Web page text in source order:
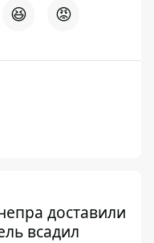
😆 😡
доставили
всадил